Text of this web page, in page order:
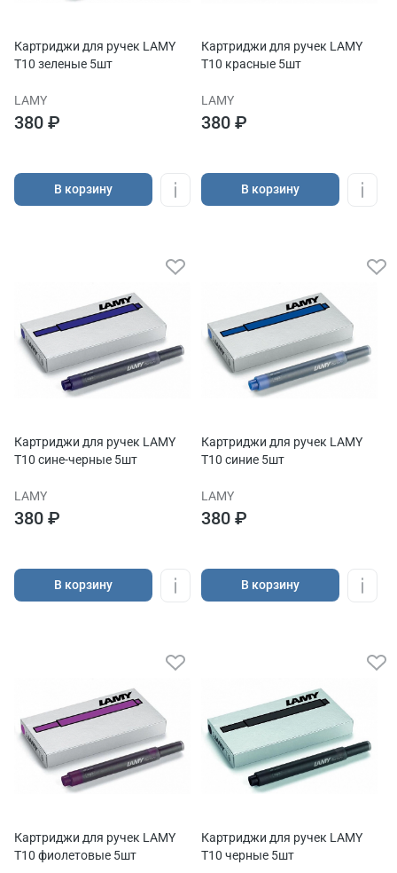
Картриджи для ручек LAMY
T10 зеленые 5шт
LAMY
380 ₽
В корзину
Картриджи для ручек LAMY
T10 красные 5шт
LAMY
380 ₽
В корзину
Картриджи для ручек LAMY
T10 сине-черные 5шт
LAMY
380 ₽
В корзину
Картриджи для ручек LAMY
T10 синие 5шт
LAMY
380 ₽
В корзину
Картриджи для ручек LAMY
T10 фиолетовые 5шт
Картриджи для ручек LAMY
T10 черные 5шт